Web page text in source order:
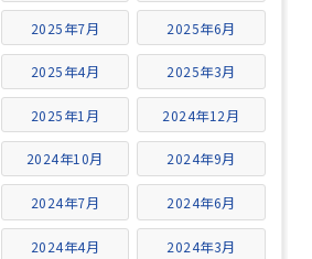
2025年7月 2025年6月
2025年4月 2025年3月
2025年1月 2024年12月
2024年10月 2024年9月
2024年7月 2024年6月
2024年4月 2024年3月